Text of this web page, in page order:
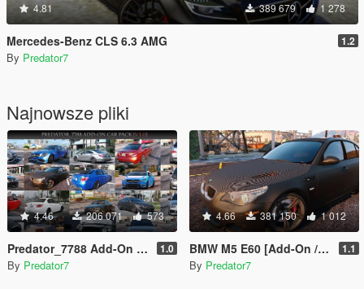
4.81 389 679 1 278
Mercedes-Benz CLS 6.3 AMG 1.2
By Predator7
Najnowsze pliki
4.46 206 071 573
Predator_7788 Add-On Car Pack 1.0
By Predator7
4.66 381 150 1 012
BMW M5 E60 [Add-On / Replace] 1.1
By Predator7